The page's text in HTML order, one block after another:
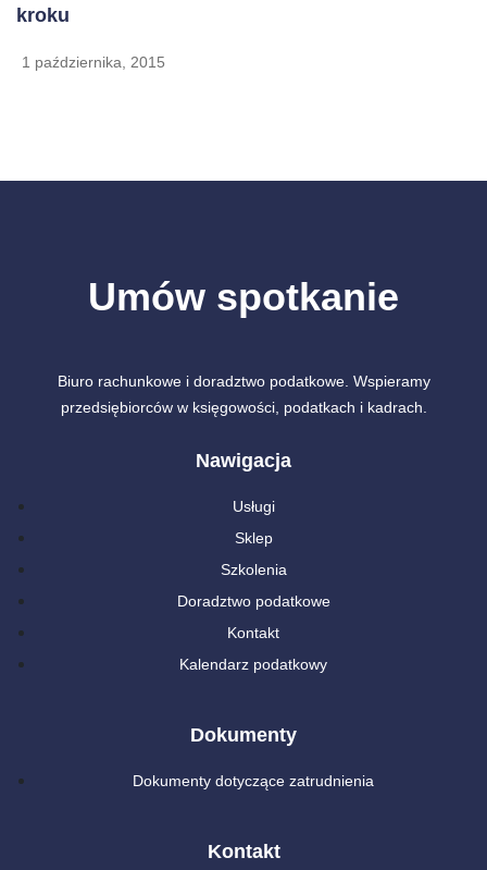
kroku
1 października, 2015
Umów spotkanie
Biuro rachunkowe i doradztwo podatkowe. Wspieramy
przedsiębiorców w księgowości, podatkach i kadrach.
Nawigacja
Usługi
Sklep
Szkolenia
Doradztwo podatkowe
Kontakt
Kalendarz podatkowy
Dokumenty
Dokumenty dotyczące zatrudnienia
Kontakt